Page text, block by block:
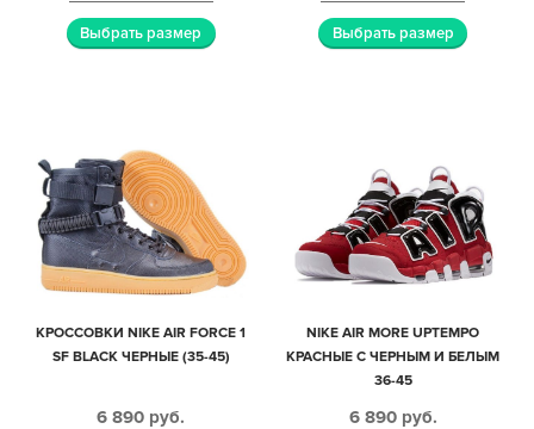
Выбрать размер Выбрать размер
КРОССОВКИ NIKE AIR FORCE 1
SF BLACK ЧЕРНЫЕ (35-45)
6 890 руб.
NIKE AIR MORE UPTEMPO
КРАСНЫЕ С ЧЕРНЫМ И БЕЛЫМ
36-45
6 890 руб.